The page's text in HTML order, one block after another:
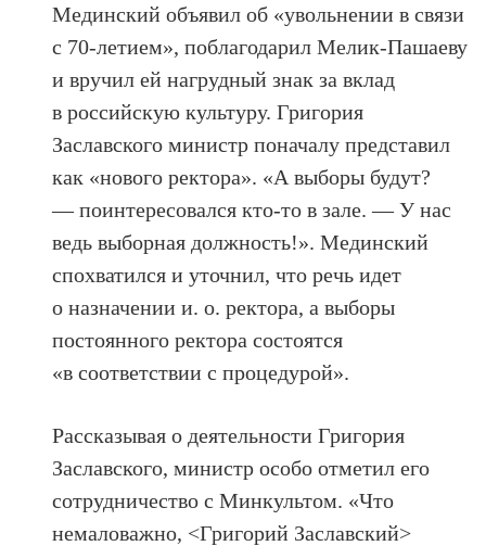
Мединский объявил об «увольнении в связи
с 70-летием», поблагодарил Мелик-Пашаеву
и вручил ей нагрудный знак за вклад
в российскую культуру. Григория
Заславского министр поначалу представил
как «нового ректора». «А выборы будут?
— поинтересовался кто-то в зале. — У нас
ведь выборная должность!». Мединский
спохватился и уточнил, что речь идет
о назначении и. о. ректора, а выборы
постоянного ректора состоятся
«в соответствии с процедурой».
Рассказывая о деятельности Григория
Заславского, министр особо отметил его
сотрудничество с Минкультом. «Что
немаловажно, <Григорий Заславский>